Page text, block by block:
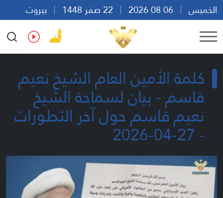
الخميس
بيروت
21:39
Ar En Fr Es
كلمة الأمين العام الشيخ نعيم
قاسم - بيان لسماحة الشيخ
نعيم قاسم حول آخر التطورات
- 27-04-2026